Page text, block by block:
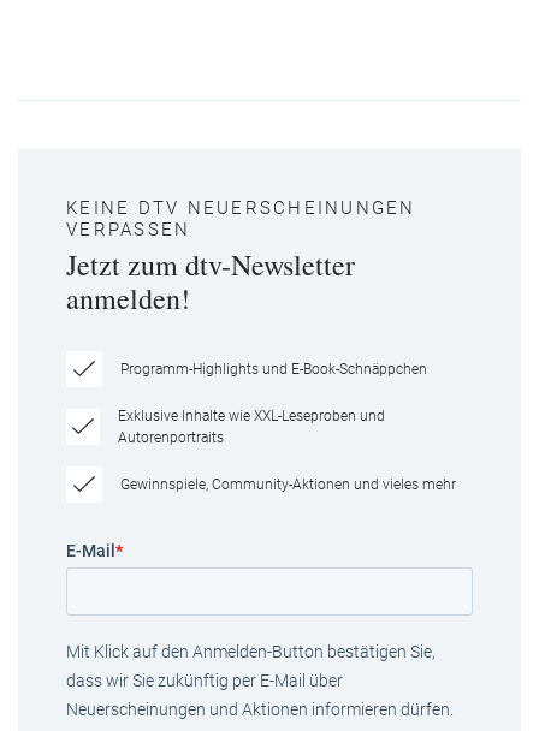
KEINE DTV NEUERSCHEINUNGEN
VERPASSEN
Jetzt zum dtv-Newsletter
anmelden!
Programm-Highlights und E-Book-Schnäppchen
Exklusive Inhalte wie XXL-Leseproben und
Autorenportraits
Gewinnspiele, Community-Aktionen und vieles mehr
E-Mail *
Mit Klick auf den Anmelden-Button bestätigen Sie,
dass wir Sie zukünftig per E-Mail über
Neuerscheinungen und Aktionen informieren dürfen.